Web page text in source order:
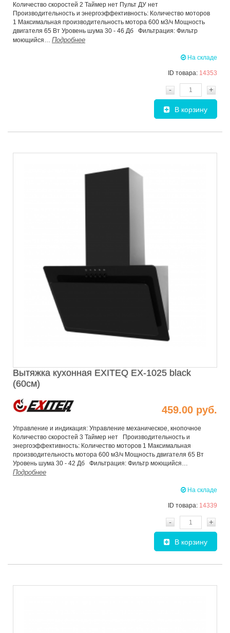
Количество скоростей 2 Таймер нет Пульт ДУ нет
Производительность и энергоэффективность: Количество моторов
1 Максимальная производительность мотора 600 м3/ч Мощность
двигателя 65 Вт Уровень шума 30 - 46 Дб Фильтрация: Фильтр
моющийся… Подробнее
На складе
ID товара: 14353
- +
В корзину
Вытяжка кухонная EXITEQ EX-1025 black
(60см)
459.00 руб.
Управление и индикация: Управление механическое, кнопочное
Количество скоростей 3 Таймер нет Производительность и
энергоэффективность: Количество моторов 1 Максимальная
производительность мотора 600 м3/ч Мощность двигателя 65 Вт
Уровень шума 30 - 42 Дб Фильтрация: Фильтр моющийся…
Подробнее
На складе
ID товара: 14339
- +
В корзину